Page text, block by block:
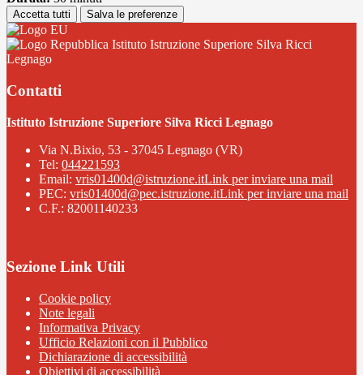
Accetta tutti Salva le preferenze
Istituto Istruzione Superiore Silva Ricci
Legnago
Contatti
Istituto Istruzione Superiore Silva Ricci Legnago
Via N.Bixio, 53 - 37045 Legnago (VR)
Tel: 044221593
Email: vris01400d@istruzione.itLink per inviare una mail
PEC: vris01400d@pec.istruzione.itLink per inviare una mail
C.F.: 82001140233
Sezione Link Utili
Cookie policy
Note legali
Informativa Privacy
Ufficio Relazioni con il Pubblico
Dichiarazione di accessibilità
Obiettivi di accessibilità